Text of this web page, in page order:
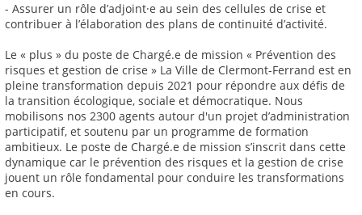
- Assurer un rôle d’adjoint·e au sein des cellules de crise et
contribuer à l’élaboration des plans de continuité d’activité.
Le « plus » du poste de Chargé.e de mission « Prévention des
risques et gestion de crise » La Ville de Clermont-Ferrand est en
pleine transformation depuis 2021 pour répondre aux défis de
la transition écologique, sociale et démocratique. Nous
mobilisons nos 2300 agents autour d'un projet d’administration
participatif, et soutenu par un programme de formation
ambitieux. Le poste de Chargé.e de mission s’inscrit dans cette
dynamique car le prévention des risques et la gestion de crise
jouent un rôle fondamental pour conduire les transformations
en cours.